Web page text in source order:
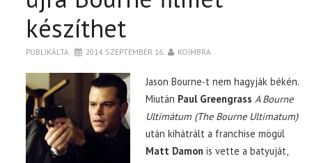
készíthet
PUBLIKÁLTA 2014. SZEPTEMBER 16. KOIMBRA
Jason Bourne-t nem hagyják békén.
Miután Paul Greengrass A Bourne
Ultimátum (The Bourne Ultimatum)
után kihátrált a franchise mögül
Matt Damon is vette a batyuját,